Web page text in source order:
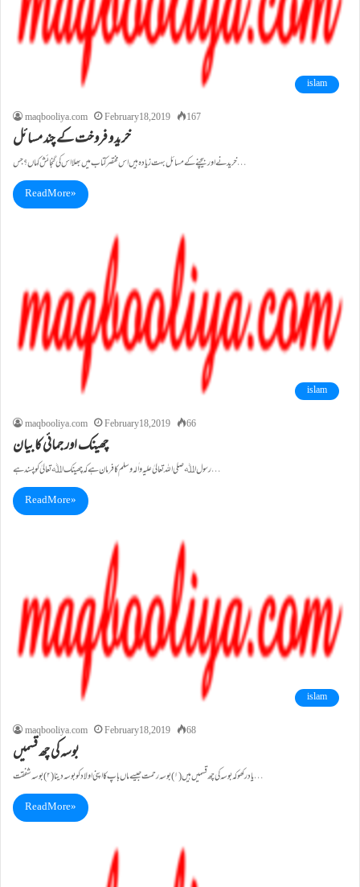
islam
maqbooliya.com
February 18, 2019 167
خرید و فروخت کے چند مسائل
خریدنے اور بیچنے کے مسائل بہت زیادہ ہیں اس مختصر کتاب میں بھلا اس کی گنجائش کہاں؟ جس…
Read More »
islam
maqbooliya.com
February 18, 2019 66
چھینک اور جمائی کا بیان
رسول اﷲ صلی اللہ تعالیٰ علیہ واٰلہ وسلم کا فرمان ہے کہ چھینک اﷲ تعالیٰ کو پسند ہے…
Read More »
islam
maqbooliya.com
February 18, 2019 68
بوسہ کی چھ قسمیں
یاد رکھو کہ بوسہ کی چھ قسمیں ہیں(۱)بوسہ رحمت جیسے ماں باپ کا اپنی اولاد کو بوسہ دینا (۲)بوسہ شفقت…
Read More »